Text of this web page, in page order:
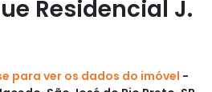
Residencial J.
para ver os dados do imóvel -